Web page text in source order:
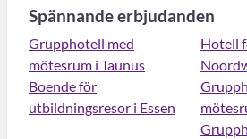
Spännande erbjudanden
Grupphotell med
mötesrum i Taunus
Hotell
Boende för
utbildningsresor i Essen